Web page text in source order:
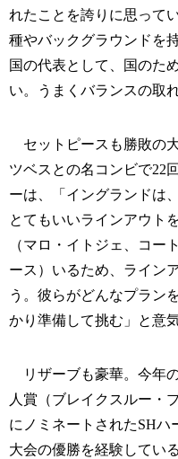
れたことを誇りに思って
種やバックグラウンドを
国の代表として、国のた
い。うまくバランスの取
セットピースも勝敗の
ツベスとの名コンビで22
ーは、「イングランドは
とてもいいラインアウト
（マロ・イトジェ、コー
ース）いるため、ライン
う。彼らがどんなプラン
かり準備して挑む」と意
リザーブも豪華。今年
人賞（ブレイクスルー・
にノミネートされたSHハ
大会の優勝を経験してい